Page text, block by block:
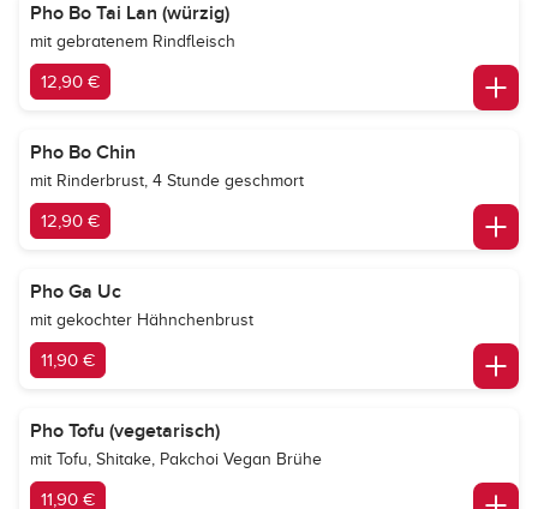
Pho Bo Tai Lan (würzig)
mit gebratenem Rindfleisch
12,90 €
Pho Bo Chin
mit Rinderbrust, 4 Stunde geschmort
12,90 €
Pho Ga Uc
mit gekochter Hähnchenbrust
11,90 €
Pho Tofu (vegetarisch)
mit Tofu, Shitake, Pakchoi Vegan Brühe
11,90 €